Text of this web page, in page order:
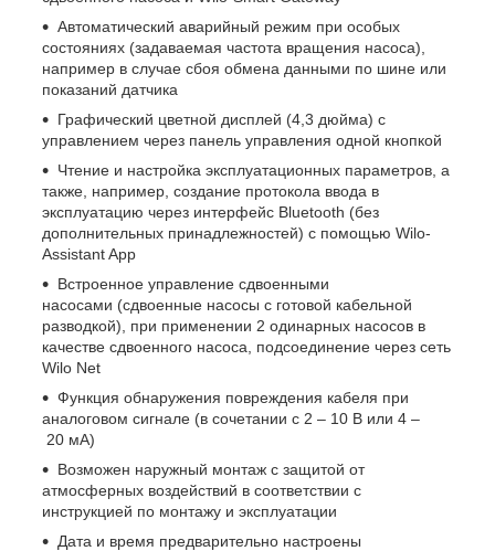
Автоматический аварийный режим при особых
состояниях (задаваемая частота вращения насоса),
например в случае сбоя обмена данными по шине или
показаний датчика
Графический цветной дисплей (4,3 дюйма) с
управлением через панель управления одной кнопкой
Чтение и настройка эксплуатационных параметров, а
также, например, создание протокола ввода в
эксплуатацию через интерфейс Bluetooth (без
дополнительных принадлежностей) с помощью Wilo-
Assistant App
Встроенное управление сдвоенными
насосами (сдвоенные насосы с готовой кабельной
разводкой), при применении 2 одинарных насосов в
качестве сдвоенного насоса, подсоединение через сеть
Wilo Net
Функция обнаружения повреждения кабеля при
аналоговом сигнале (в сочетании с 2 – 10 В или 4 –
20 мА)
Возможен наружный монтаж с защитой от
атмосферных воздействий в соответствии с
инструкцией по монтажу и эксплуатации
Дата и время предварительно настроены